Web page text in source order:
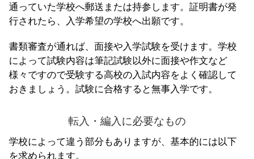
通っていた学校へ郵送または持参します。 証明書が発
行されたら、入学希望の学校へ出願です。
書類審査が通れば、面接や入学試験を受けます。 学校
によって試験内容は筆記試験以外に面接や作文など
様々ですので受験する高校の入試内容をよく確認して
おきましょう。 試験に合格すると無事入学です。
転入・編入に必要なもの
学校によって違う部分もありますが、基本的には以下
を求められます。